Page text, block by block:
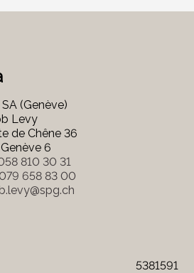
SA (Genève)
Levy
de Chêne 36
Genève 6
810 30 31
658 83 00
5381591